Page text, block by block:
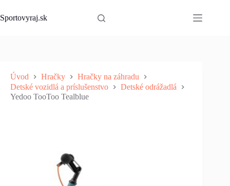
to
content
Sportovyraj.sk
Úvod Hračky
Hračky na záhradu
Detské vozidlá a príslušenstvo
Detské odrážadlá
Yedoo TooToo Tealblue